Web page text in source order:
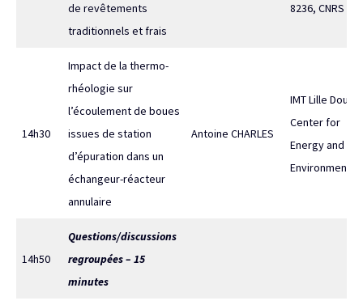
de revêtements
traditionnels et frais
8236, CNRS
14h30
Impact de la thermo-
rhéologie sur
l’écoulement de boues
issues de station
d’épuration dans un
échangeur-réacteur
annulaire
Antoine CHARLES
IMT Lille Douai,
Center for
Energy and
Environment
14h50
Questions/discussions
regroupées – 15
minutes